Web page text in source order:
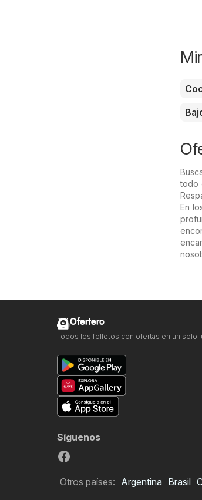
todo
En
Ofertero
Todos los folletos con ofertas en un solo
Síguenos
Otros países: Argentina Brasil